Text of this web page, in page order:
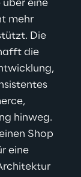
eine
mehr
Die
die
hinweg.
Shop
eine